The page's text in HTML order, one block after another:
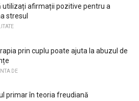
utilizați afirmații pozitive pentru a
stresul
prin cuplu poate ajuta la abuzul de
DE
primar în teoria freudiană